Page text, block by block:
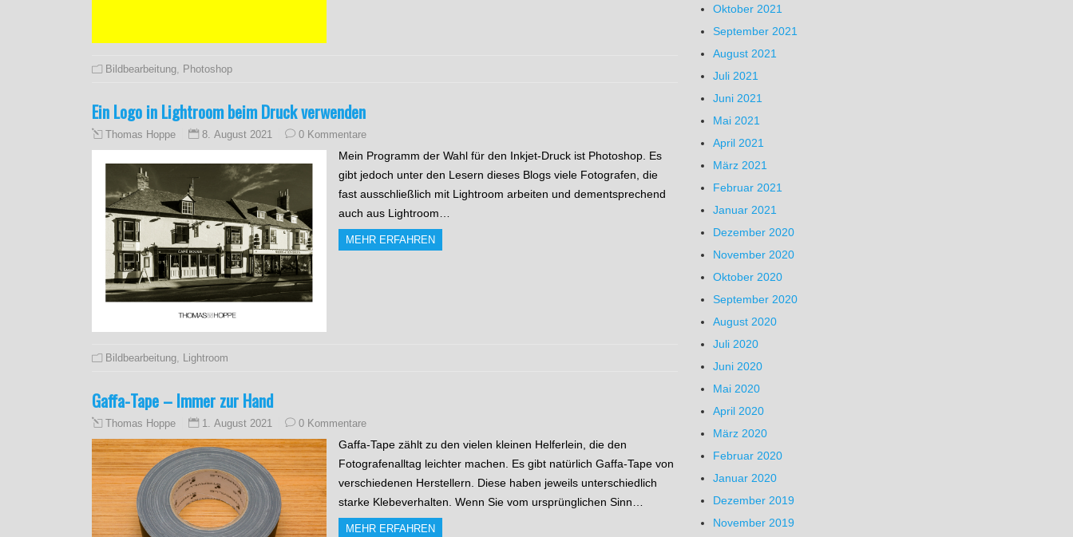
Bildbearbeitung, Photoshop
Ein Logo in Lightroom beim Druck verwenden
Thomas Hoppe 8. August 2021 0 Kommentare
Mein Programm der Wahl für den Inkjet-Druck ist Photoshop. Es
gibt jedoch unter den Lesern dieses Blogs viele Fotografen, die
fast ausschließlich mit Lightroom arbeiten und dementsprechend
auch aus Lightroom…
MEHR ERFAHREN
Bildbearbeitung Lightroom
Gaffa-Tape – Immer zur Hand
Thomas Hoppe 1. August 2021 0 Kommentare
Gaffa-Tape zählt zu den vielen kleinen Helferlein, die den
Fotografenalltag leichter machen. Es gibt natürlich Gaffa-Tape von
verschiedenen Herstellern. Diese haben jeweils unterschiedlich
starke Klebeverhalten. Wenn Sie vom ursprünglichen Sinn…
MEHR ERFAHREN
Oktober 2021
September 2021
August 2021
Juli 2021
Juni 2021
Mai 2021
April 2021
März 2021
Februar 2021
Januar 2021
Dezember 2020
November 2020
Oktober 2020
September 2020
August 2020
Juli 2020
Juni 2020
Mai 2020
April 2020
März 2020
Februar 2020
Januar 2020
Dezember 2019
November 2019